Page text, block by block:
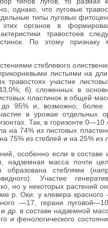
однако, что луговые
типы луговых
органов в
травостоев
По этому признаку
стеблевого
листьями на
травостоях участие
б) сложенных в
пластинок в общей
до 95% и, возможно, более.
в урожае отдельных
Так, в горизонте
на 74% из листовых
75% из стеблей и на 25% из
особенно если в
надземная масса почти
стеблями
Участие
но у некоторых растений
р. Оки: у клевера
—17, герани
и др. в составе надземной
и фенологического